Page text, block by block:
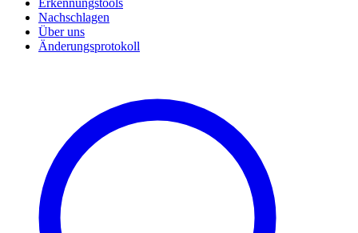
Erkennungstools
Nachschlagen
Über uns
Änderungsprotokoll